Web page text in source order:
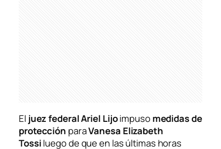
El juez federal Ariel Lijoimpusomedidas de
protección paraVanesa Elizabeth
Tossiluego de que en las últimas horas